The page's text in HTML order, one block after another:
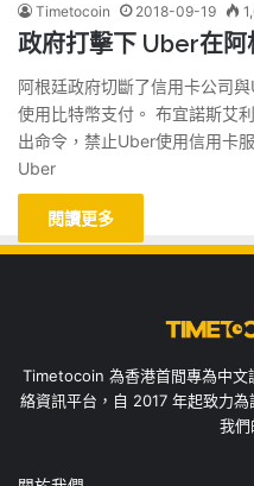
Timetocoin 2018-09-19
政府打擊下 Uber在
阿根廷政府切斷了信用卡公司
使用比特幣支付。 布宜諾斯艾
出命令，禁止Uber使用信用卡
Uber
閱讀更多
Timetocoin 為香港首間專為中文
絡資訊平台，自 2017 年起致力
我們